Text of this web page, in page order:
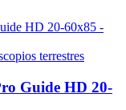
terrestres
Guide HD 20-